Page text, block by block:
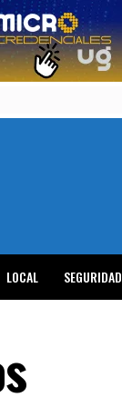
LOCAL SEGURIDAD